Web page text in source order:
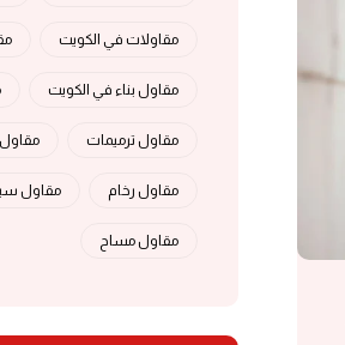
مقاولات في الكويت
مقاول بناء في الكويت
مقاول ترميمات
مقاول رخام مقاول
مقاول مساح